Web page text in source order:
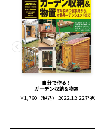
自分で作る！
ガーデン収納＆物置
￥1,760（税込） 2022.12.22発売